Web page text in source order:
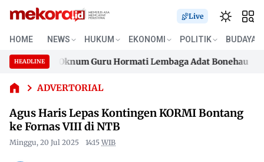
Live
HOME NEWS HUKUM EKONOMI POLITIK BUDAYA
HEADLINE
Desak Oknum Guru Hormati Lembaga Adat Bonehau
Desak Oknum Guru Hormati Lembaga Adat Bonehau
ADVERTORIAL
Agus
Lepas
KORMI
ke Fornas
VIII di
Agus Haris Lepas Kontingen KORMI Bontang
ke Fornas VIII di NTB
Minggu, 20 Jul 2025 14:15 WIB